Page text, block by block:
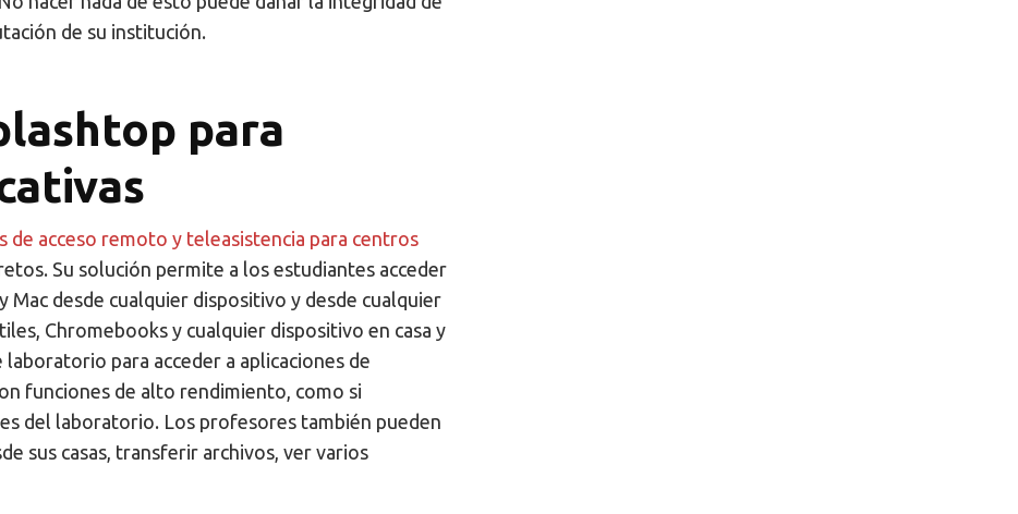
de su institución.
para
de acceso remoto y teleasistencia para centros
Su solución permite a los estudiantes acceder
desde cualquier dispositivo y desde cualquier
Chromebooks y cualquier dispositivo en casa y
para acceder a aplicaciones de
funciones de alto rendimiento, como si
del laboratorio. Los profesores también pueden
sus casas, transferir archivos, ver varios